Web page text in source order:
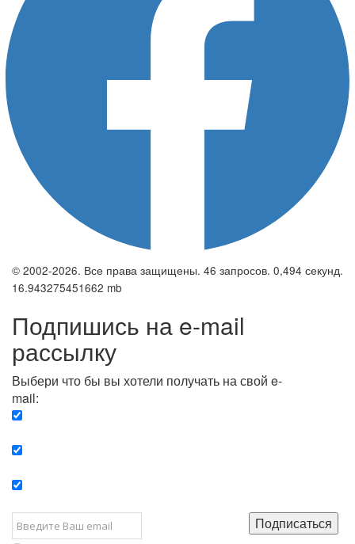
© 2002-2026. Все права защищены. 46 запросов. 0,494 секунд.
16.943275451662 mb
Подпишись на e-mail
рассылку
Выбери что бы вы хотели получать на свой e-
mail:
Подписаться